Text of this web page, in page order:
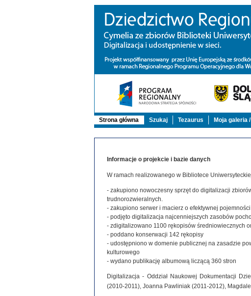
Strona główna Szukaj Tezaurus Moja galeria
Informacje o projekcie i bazie danych
W ramach realizowanego w Bibliotece
- zakupiono nowoczesny sprzęt do digitalizacji
trudnorozwieralnych.
- zakupiono serwer i macierz o efektywnej
- podjęto digitalizacja najcenniejszych zasobów
- zdigitalizowano 1100 rękopisów średniowiecznych
- poddano konserwacji 142 rękopisy
- udostępniono w domenie publicznej na zasadzie
kulturowego
- wydano publikację albumową liczącą 360 stron
Digitalizacja - Oddział Naukowej Dokumentacji
(2010-2011), Joanna Pawliniak (2011-2012),